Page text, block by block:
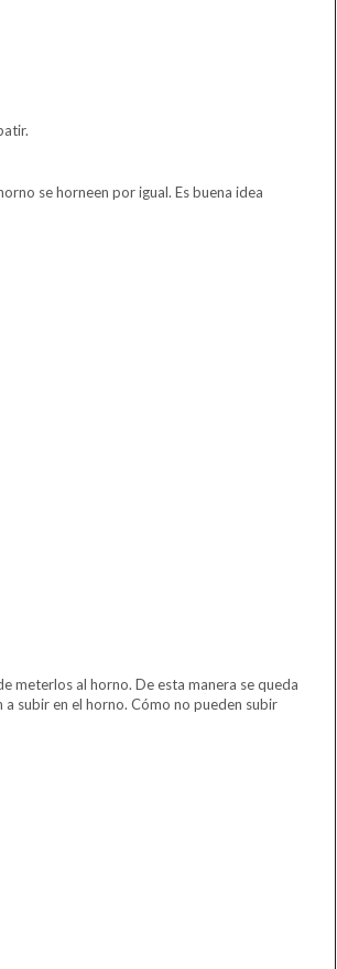
se horneen por igual. Es buena idea
meterlos al horno. De esta manera se queda
a subir en el horno. Cómo no pueden subir